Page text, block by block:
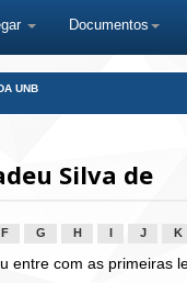
Documentos
UNB
Silva de
F G H J K
entre com as primeiras